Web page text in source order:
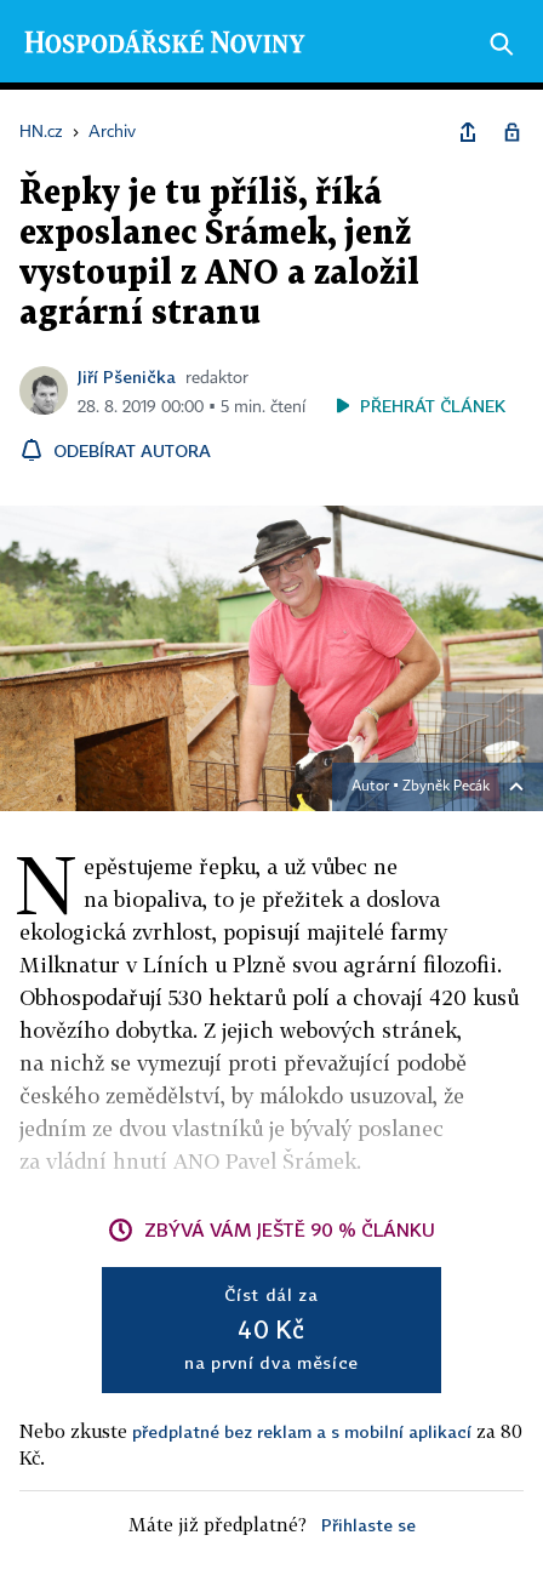
HN.cz › Archiv
Řepky je tu příliš, říká
exposlanec Šrámek, jenž
vystoupil z ANO a založil
agrární stranu
Jiří Pšenička
redaktor
28. 8. 2019 00:00 ▪ 5 min. čtení
PŘEHRÁT ČLÁNEK
ODEBÍRAT AUTORA
Autor ▪ Zbyněk Pecák
N epěstujeme řepku, a už vůbec ne
na biopaliva, to je přežitek a doslova
ekologická zvrhlost, popisují majitelé farmy
Milknatur v Líních u Plzně svou agrární filozofii.
Obhospodařují 530 hektarů polí a chovají 420 kusů
hovězího dobytka. Z jejich webových stránek,
na nichž se vymezují proti převažující podobě
českého zemědělství, by málokdo usuzoval, že
jedním ze dvou vlastníků je bývalý poslanec
za vládní hnutí ANO Pavel Šrámek.
ZBÝVÁ VÁM JEŠTĚ 90 % ČLÁNKU
Číst dál za
40 Kč
na první dva měsíce
Nebo zkuste předplatné bez reklam a s mobilní aplikací za 80
Kč.
Máte již předplatné? Přihlaste se